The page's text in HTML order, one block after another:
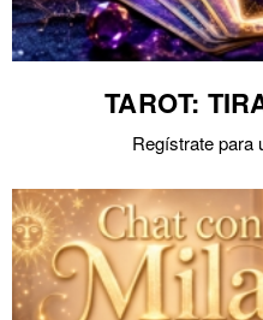
TAROT:
Regístrate para